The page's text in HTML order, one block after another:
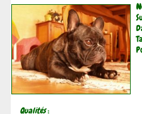
Qualités: